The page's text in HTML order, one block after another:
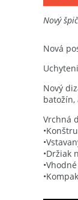
Nový
Nová
Nový
batožín,
Vrchná
•Držiak